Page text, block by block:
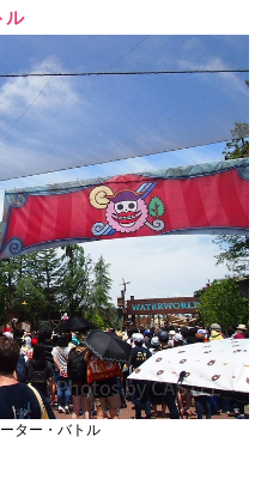
ル
ター・バトル